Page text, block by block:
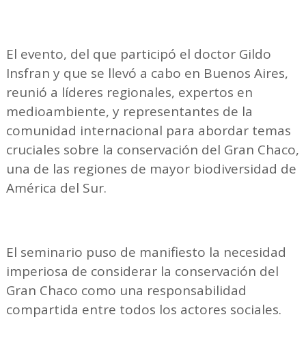
El evento, del que participó el doctor Gildo
Insfran y que se llevó a cabo en Buenos Aires,
reunió a líderes regionales, expertos en
medioambiente, y representantes de la
comunidad internacional para abordar temas
cruciales sobre la conservación del Gran Chaco,
una de las regiones de mayor biodiversidad de
América del Sur.
El seminario puso de manifiesto la necesidad
imperiosa de considerar la conservación del
Gran Chaco como una responsabilidad
compartida entre todos los actores sociales.